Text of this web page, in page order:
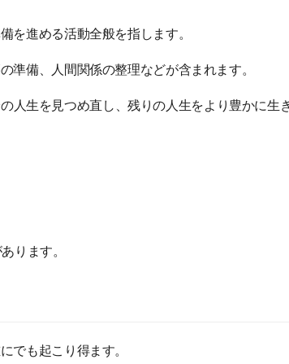
を進める活動全般を指します。
準備、人間関係の整理などが含まれます。
人生を見つめ直し、残りの人生をより豊かに生
ります。
でも起こり得ます。